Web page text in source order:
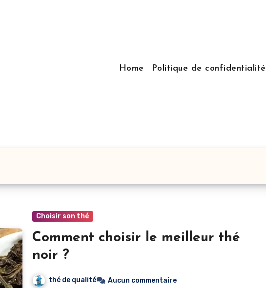
Home Politique de confidentialité
Choisir son thé
Comment choisir le meilleur thé
noir ?
thé de qualité Aucun commentaire